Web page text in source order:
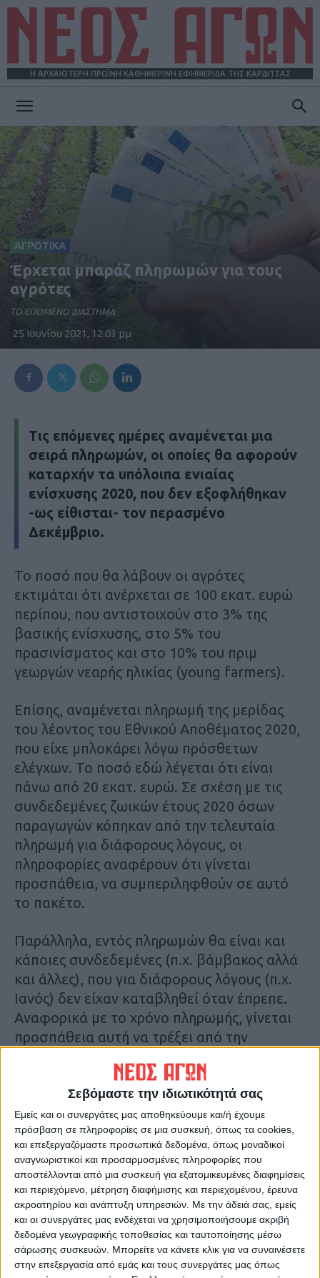
Σεβόμαστε την ιδιωτικότητά σας
Εμείς και οι συνεργάτες μας αποθηκεύουμε και/ή έχουμε
πρόσβαση σε πληροφορίες σε μια συσκευή, όπως τα cookies,
και επεξεργαζόμαστε προσωπικά δεδομένα, όπως μοναδικοί
αναγνωριστικοί και προσαρμοσμένες πληροφορίες που
αποστέλλονται από μια συσκευή για εξατομικευμένες διαφημίσεις
και περιεχόμενο, μέτρηση διαφήμισης και περιεχομένου, έρευνα
ακροατηρίου και ανάπτυξη υπηρεσιών. Με την άδειά σας, εμείς
και οι συνεργάτες μας ενδέχεται να χρησιμοποιήσουμε ακριβή
δεδομένα γεωγραφικής τοποθεσίας και ταυτοποίησης μέσω
σάρωσης συσκευών. Μπορείτε να κάνετε κλικ για να συναινέσετε
στην επεξεργασία από εμάς και τους συνεργάτες μας όπως
Η ΑΡΧΑΙΟΤΕΡΗ ΠΡΩΪΝΗ ΚΑΘΗΜΕΡΙΝΗ ΕΦΗΜΕΡΙΔΑ ΤΗΣ ΚΑΡΔΙΤΣΑΣ
ΑΓΩΝ
ΑΓΡΟΤΙΚΑ
Έρχεται μπαράζ πληρωμών για τους
αγρότες
ΤΟ ΕΠΟΜΕΝΟ ΔΙΑΣΤΗΜΑ
25 Ιουνίου 2021, 12:03 μμ
Τις επόμενες ημέρες αναμένεται μια
σειρά πληρωμών, οι οποίες θα αφορούν
καταρχήν τα υπόλοιπα ενιαίας
ενίσχυσης 2020, που δεν εξοφλήθηκαν
-ως είθισται- τον περασμένο
Δεκέμβριο.
Το ποσό που θα λάβουν οι αγρότες
εκτιμάται ότι ανέρχεται σε 100 εκατ. ευρώ
περίπου, που αντιστοιχούν στο 3% της
βασικής ενίσχυσης, στο 5% του
πρασινίσματος και στο 10% του πριμ
γεωργών νεαρής ηλικίας (young farmers).
Επίσης, αναμένεται πληρωμή της μερίδας
του λέοντος του Εθνικού Αποθέματος 2020,
που είχε μπλοκάρει λόγω πρόσθετων
ελέγχων. Το ποσό εδώ λέγεται ότι είναι
πάνω από 20 εκατ. ευρώ. Σε σχέση με τις
συνδεδεμένες ζωικών έτους 2020 όσων
παραγωγών κόπηκαν από την τελευταία
πληρωμή για διάφορους λόγους, οι
πληροφορίες αναφέρουν ότι γίνεται
προσπάθεια, να συμπεριληφθούν σε αυτό
το πακέτο.
Παράλληλα, εντός πληρωμών θα είναι και
κάποιες συνδεδεμένες (π.χ. βάμβακος αλλά
και άλλες), που για διάφορους λόγους (π.χ.
Ιανός) δεν είχαν καταβληθεί όταν έπρεπε.
Αναφορικά με το χρόνο πληρωμής, γίνεται
προσπάθεια αυτή να τρέξει από την
καταστεί εφικτό τότε η παρτιδοποίηση
αναμένεται ακολούθως, με την πίστωση να
πηγαίνει για την επόμενη εβδομάδα (δεν
αποκλείεται τις πρώτες ημέρες, χωρίς
τίποτα να είναι σίγουρο).
Πληρωμές εκκαθάρισης αναμένονται και για
το πρόγραμμα βιολογικής γεωργίας –
κτηνοτροφίας έτους 2020. Οι πιστώσεις
αυτές της τάξεως των 50 εκατ.ευρώ περίπου
θα δοθούν σύντομα.